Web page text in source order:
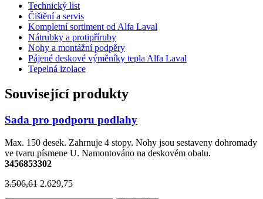
Technický list
Čištění a servis
Kompletní sortiment od Alfa Laval
Nátrubky a protipříruby
Nohy a montážní podpěry
Pájené deskové výměníky tepla Alfa Laval
Tepelná izolace
Související produkty
Sada pro podporu podlahy
Max. 150 desek. Zahrnuje 4 stopy. Nohy jsou sestaveny dohromady
ve tvaru písmene U. Namontováno na deskovém obalu.
3456853302
3.506,61 2.629,75